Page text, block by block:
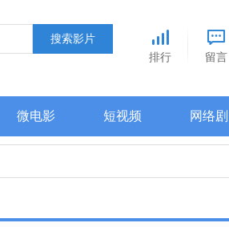
排行 留言
微电影 短视频 网络剧